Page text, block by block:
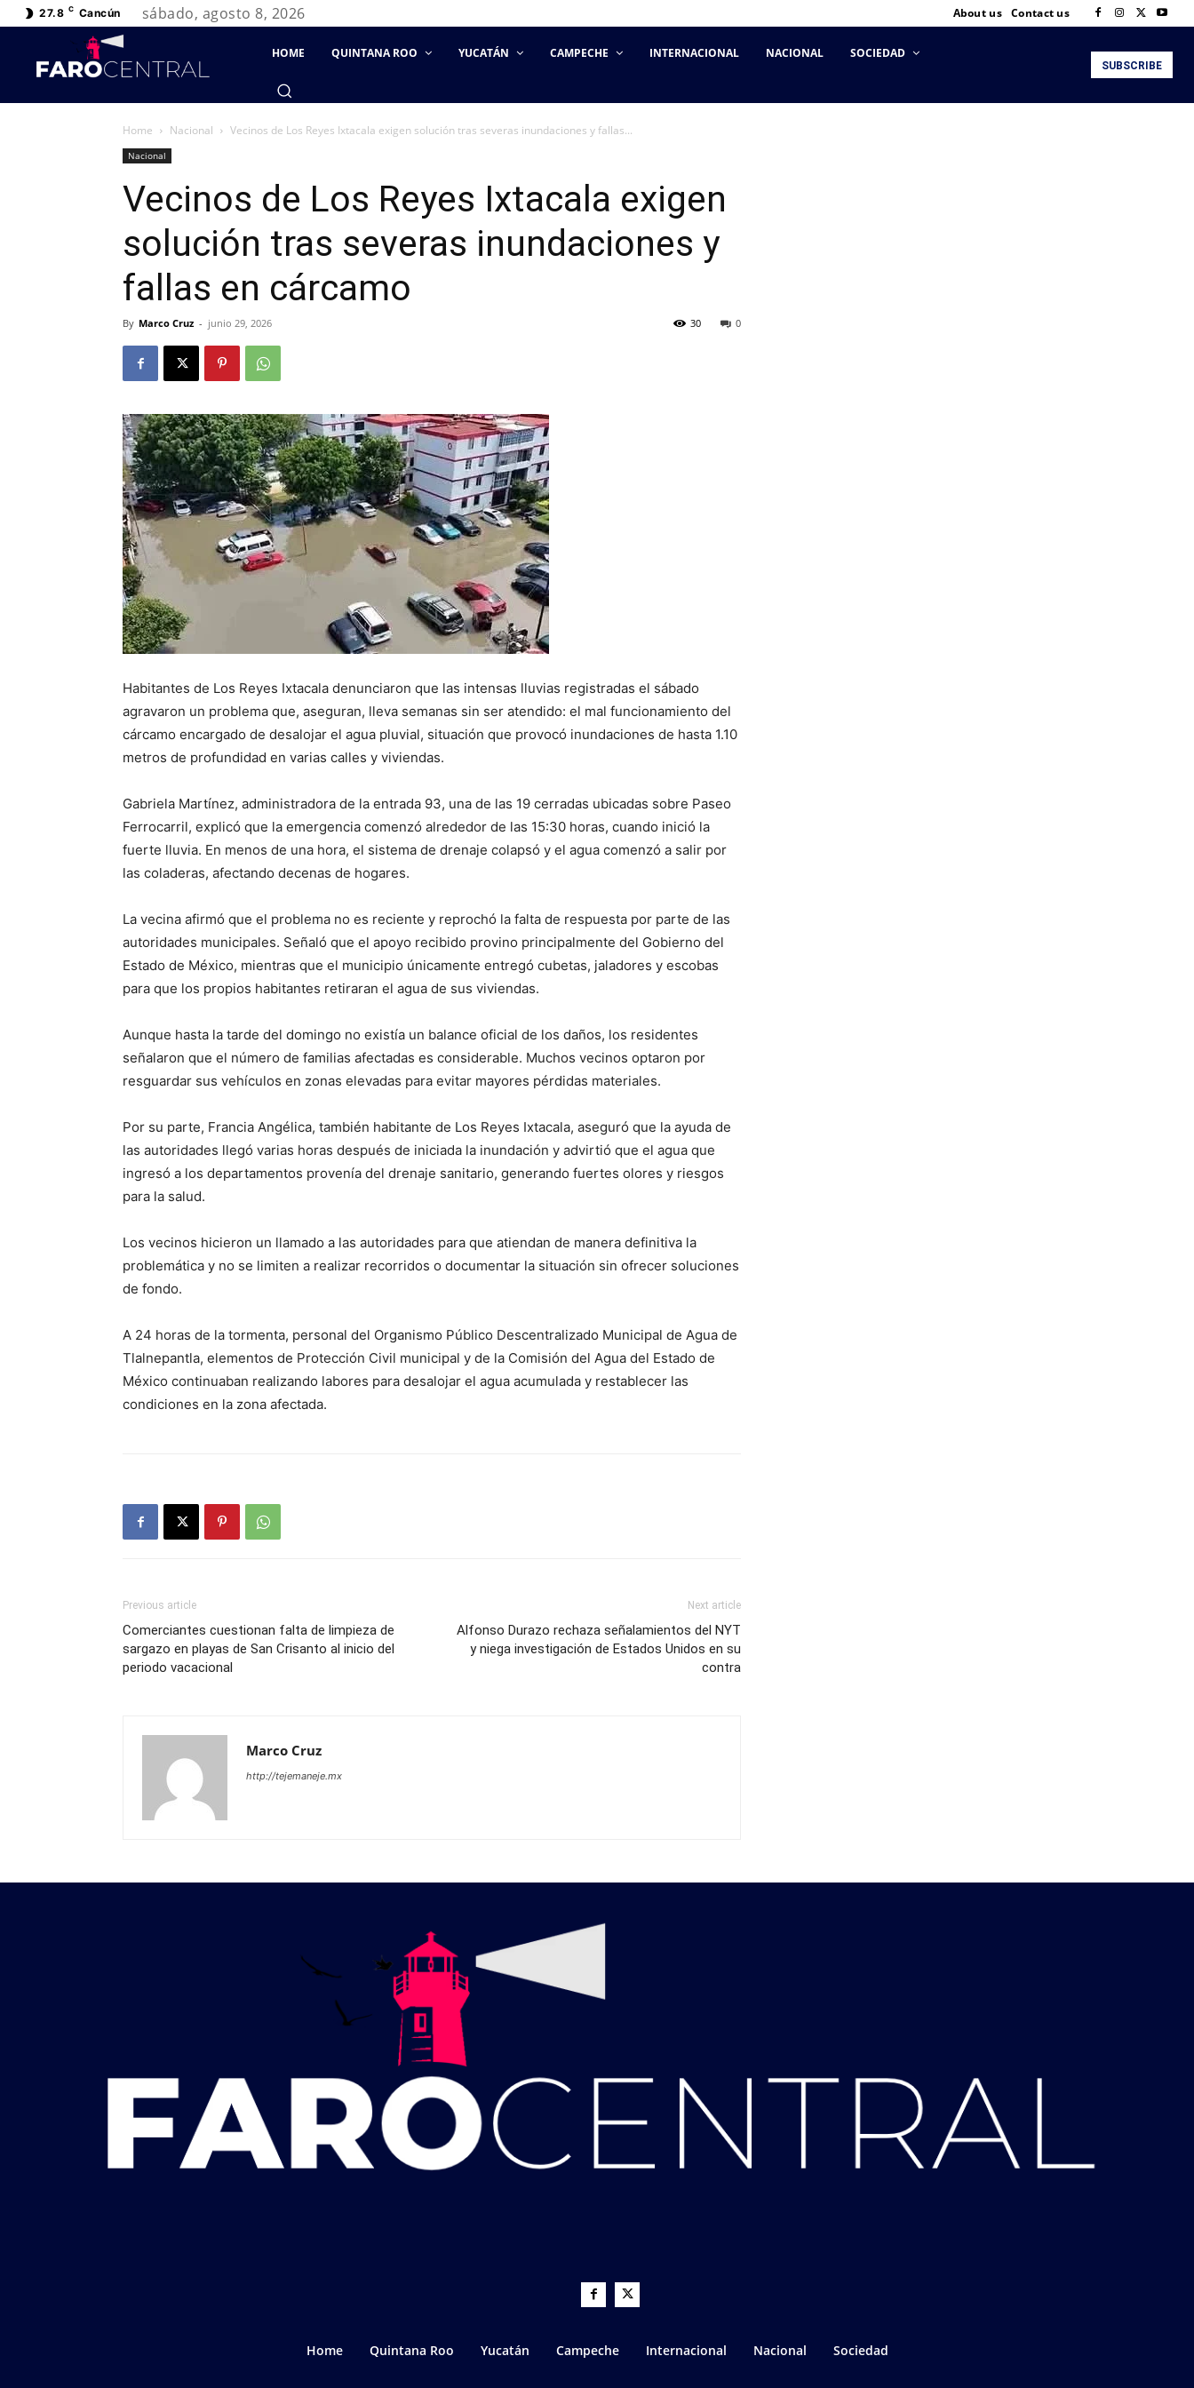
27.8 C Cancún sábado, agosto 8, 2026 About us Contact us
HOME QUINTANA ROO YUCATÁN CAMPECHE INTERNACIONAL NACIONAL SOCIEDAD
SUBSCRIBE
Home Nacional Vecinos de Los Reyes Ixtacala exigen solución tras severas inundaciones y fallas...
Nacional
Vecinos de Los Reyes Ixtacala exigen
solución tras severas inundaciones y
fallas en cárcamo
By Marco Cruz - junio 29, 2026 0
30
Habitantes de Los Reyes Ixtacala denunciaron que las intensas lluvias registradas el sábado
agravaron un problema que, aseguran, lleva semanas sin ser atendido: el mal funcionamiento del
cárcamo encargado de desalojar el agua pluvial, situación que provocó inundaciones de hasta 1.10
metros de profundidad en varias calles y viviendas.
Gabriela Martínez, administradora de la entrada 93, una de las 19 cerradas ubicadas sobre Paseo
Ferrocarril, explicó que la emergencia comenzó alrededor de las 15:30 horas, cuando inició la
fuerte lluvia. En menos de una hora, el sistema de drenaje colapsó y el agua comenzó a salir por
las coladeras, afectando decenas de hogares.
La vecina afirmó que el problema no es reciente y reprochó la falta de respuesta por parte de las
autoridades municipales. Señaló que el apoyo recibido provino principalmente del Gobierno del
Estado de México, mientras que el municipio únicamente entregó cubetas, jaladores y escobas
para que los propios habitantes retiraran el agua de sus viviendas.
Aunque hasta la tarde del domingo no existía un balance oficial de los daños, los residentes
señalaron que el número de familias afectadas es considerable. Muchos vecinos optaron por
resguardar sus vehículos en zonas elevadas para evitar mayores pérdidas materiales.
Por su parte, Francia Angélica, también habitante de Los Reyes Ixtacala, aseguró que la ayuda de
las autoridades llegó varias horas después de iniciada la inundación y advirtió que el agua que
ingresó a los departamentos provenía del drenaje sanitario, generando fuertes olores y riesgos
para la salud.
Los vecinos hicieron un llamado a las autoridades para que atiendan de manera definitiva la
problemática y no se limiten a realizar recorridos o documentar la situación sin ofrecer soluciones
de fondo.
A 24 horas de la tormenta, personal del Organismo Público Descentralizado Municipal de Agua de
Tlalnepantla, elementos de Protección Civil municipal y de la Comisión del Agua del Estado de
México continuaban realizando labores para desalojar el agua acumulada y restablecer las
condiciones en la zona afectada.
Previous article
Comerciantes cuestionan falta de limpieza de
sargazo en playas de San Crisanto al inicio del
periodo vacacional
Next article
Alfonso Durazo rechaza señalamientos del NYT
y niega investigación de Estados Unidos en su
contra
Marco Cruz
http://tejemaneje.mx
Home Quintana Roo Yucatán Campeche Internacional Nacional Sociedad